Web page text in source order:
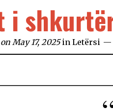
i
May 17, 2025 inLetërsi